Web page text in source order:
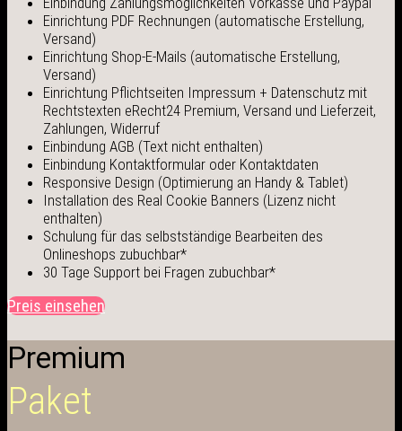
Einrichtung PDF Rechnungen (automatische Erstellung,
Versand)
Einrichtung Shop-E-Mails (automatische Erstellung,
Versand)
Einrichtung Pflichtseiten Impressum + Datenschutz mit
Rechtstexten eRecht24 Premium, Versand und Lieferzeit,
Zahlungen, Widerruf
Einbindung AGB (Text nicht enthalten)
Einbindung Kontaktformular oder Kontaktdaten
Responsive Design (Optimierung an Handy & Tablet)
Installation des Real Cookie Banners (Lizenz nicht
enthalten)
Schulung für das selbstständige Bearbeiten des
Onlineshops zubuchbar*
30 Tage Support bei Fragen zubuchbar*
Preis einsehen
Premium
Paket